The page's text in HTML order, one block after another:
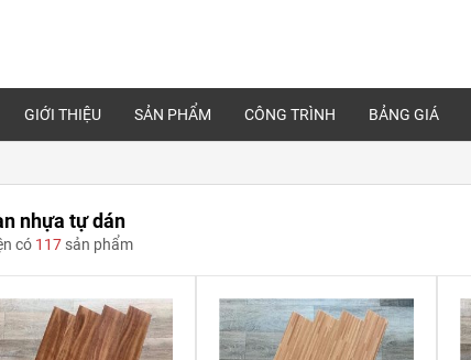
GIỚI THIỆU SẢN PHẨM CÔNG TRÌNH BẢNG GIÁ
nhựa tự dán
có 117sản phẩm